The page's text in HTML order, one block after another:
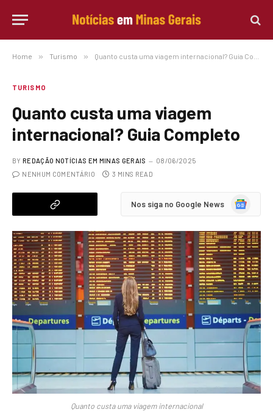
Home » Turismo » Quanto custa uma viagem internacional? Guia Completo
TURISMO
Quanto custa uma viagem
internacional? Guia Completo
BY REDAÇÃO NOTÍCIAS EM MINAS GERAIS
08/06/2025
NENHUM COMENTÁRIO
3 MINS READ
Nos siga no Google News
Google
Quanto custa uma viagem internacional